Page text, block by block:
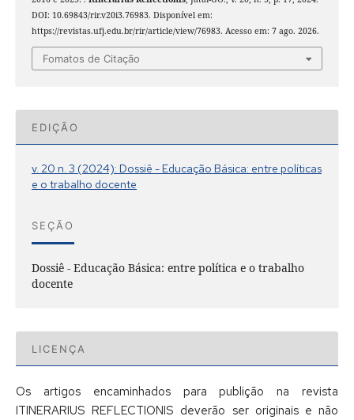
DOI: 10.69843/rir.v20i3.76983. Disponível em:
https://revistas.ufj.edu.br/rir/article/view/76983. Acesso em: 7 ago. 2026.
Fomatos de Citação
EDIÇÃO
v. 20 n. 3 (2024): Dossiê - Educação Básica: entre políticas
e o trabalho docente
SEÇÃO
Dossiê - Educação Básica: entre política e o trabalho
docente
LICENÇA
Os artigos encaminhados para publição na revista
ITINERARIUS REFLECTIONIS deverão ser originais e não